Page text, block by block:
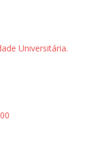
Universitária.